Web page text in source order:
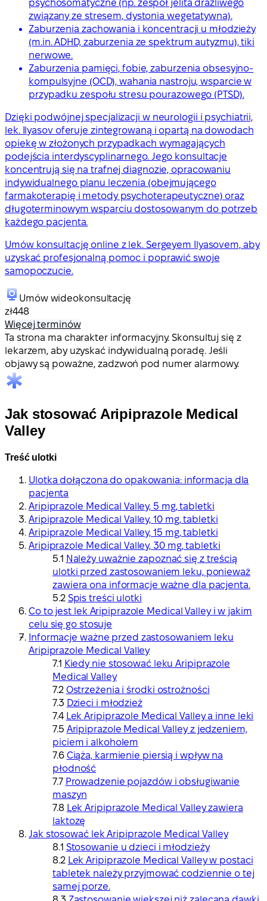
psychosomatyczne (np. zespół jelita drażliwego
związany ze stresem, dystonia wegetatywna).
Zaburzenia zachowania i koncentracji u młodzieży
(m.in. ADHD, zaburzenia ze spektrum autyzmu), tiki
nerwowe.
Zaburzenia pamięci, fobie, zaburzenia obsesyjno-
kompulsyjne (OCD), wahania nastroju, wsparcie w
przypadku zespołu stresu pourazowego (PTSD).
Dzięki podwójnej specjalizacji w neurologii i psychiatrii,
lek. Ilyasov oferuje zintegrowaną i opartą na dowodach
opiekę w złożonych przypadkach wymagających
podejścia interdyscyplinarnego. Jego konsultacje
koncentrują się na trafnej diagnozie, opracowaniu
indywidualnego planu leczenia (obejmującego
farmakoterapię i metody psychoterapeutyczne) oraz
długoterminowym wsparciu dostosowanym do potrzeb
każdego pacjenta.
Umów konsultację online z lek. Sergeyem Ilyasovem, aby
uzyskać profesjonalną pomoc i poprawić swoje
samopoczucie.
Umów wideokonsultację
zł448
Więcej terminów
Ta strona ma charakter informacyjny. Skonsultuj się z
lekarzem, aby uzyskać indywidualną poradę. Jeśli
objawy są poważne, zadzwoń pod numer alarmowy.
Jak stosować Aripiprazole Medical
Valley
Treść ulotki
Ulotka dołączona do opakowania: informacja dla
pacjenta
Aripiprazole Medical Valley, 5 mg, tabletki
Aripiprazole Medical Valley, 10 mg, tabletki
Aripiprazole Medical Valley, 15 mg, tabletki
Aripiprazole Medical Valley, 30 mg, tabletki
Należy uważnie zapoznać się z treścią
ulotki przed zastosowaniem leku, ponieważ
zawiera ona informacje ważne dla pacjenta.
Spis treści ulotki
Co to jest lek Aripiprazole Medical Valley i w jakim
celu się go stosuje
Informacje ważne przed zastosowaniem leku
Aripiprazole Medical Valley
Kiedy nie stosować leku Aripiprazole
Medical Valley
Ostrzeżenia i środki ostrożności
Dzieci i młodzież
Lek Aripiprazole Medical Valley a inne leki
Aripiprazole Medical Valley z jedzeniem,
piciem i alkoholem
Ciąża, karmienie piersią i wpływ na
płodność
Prowadzenie pojazdów i obsługiwanie
maszyn
Lek Aripiprazole Medical Valley zawiera
laktozę
Jak stosować lek Aripiprazole Medical Valley
Stosowanie u dzieci i młodzieży
Lek Aripiprazole Medical Valley w postaci
tabletek należy przyjmować codziennie o tej
samej porze.